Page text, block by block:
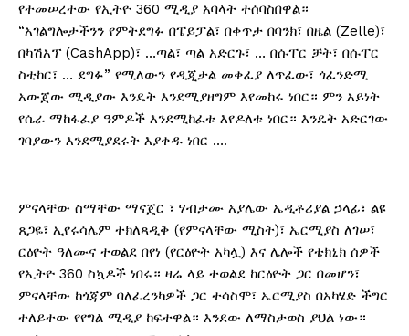
የተመሠረተው የኢትዮ 360 ሚዲያ አባላት ተሰባስበዋል።
“አገልግሎታችንን የምትደግፉ በፔይፓል፣ በቀጥታ በባንክ፣ በዜል (Zelle)፣
በካሽአፕ (CashApp)፣ …ጣል፣ ጣል አድርጉ፣ … በሱፐር ቻት፣ በሱፐር
ስቲከር፣ … ደግፉ” የሚለውን የዲጂታል መቀፈያ ለጥፈው፣ ጎፈንድሚ
አውጀው ሚዲያው እንዴት እንደሚያዘግም እየመከሩ ነበር። ምን አይነት
የሴራ ማከፋፈያ ዓምዶች እንደሚከፈቱ እየዶለቱ ነበር። እንዴት አድርገው
ገባያውን እንደሚያደሩት እያቀዱ ነበር ….
ምናላቸው ስማቸው ማናጄር ፣ ሃብታሙ አያሌው ኤዲቶሪያል ኃላፊ፣ ልዩ
ጸጋዬ፣ ኢየሩሳሌም ተክለጻዲቅ (የምናላቸው ሚስት)፣ ኤርሚያስ ለገሠ፣
ርዕዮት ዓለሙና ተወልደ በየነ (የርዕዮት አካሏ) እና ሌሎች የቴክኒክ ሰዎች
የኢትዮ 360 ስኳዶች ነበሩ። ዛሬ ላይ ተወልደ ከርዕዮት ጋር በመሆን፣
ምናላቸው ከጎጃም ባለፈረንካዎች ጋር ተሳስሞ፣ ኤርሚያስ በአካሄድ ችግር
ተለይተው የየግል ሚዲያ ከፍተዋል። እንደው ለማስታወስ ያህል ነው።